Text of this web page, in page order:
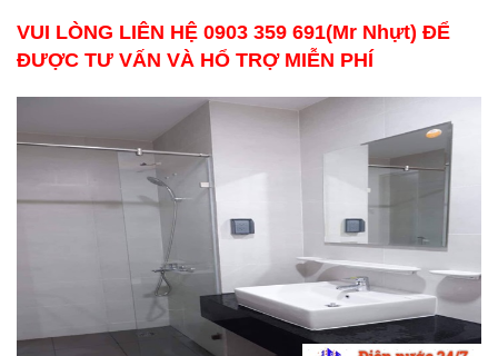
VUI LÒNG LIÊN HỆ 0903 359 691(Mr Nhựt) ĐỂ
ĐƯỢC TƯ VẤN VÀ HỔ TRỢ MIỄN PHÍ